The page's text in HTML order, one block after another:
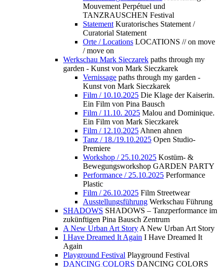
Mouvement Perpétuel und
TANZRAUSCHEN Festival
Statement Kuratorisches Statement /
Curatorial Statement
Orte / Locations LOCATIONS // on move
/ move on
Werkschau Mark Sieczarek paths through my
garden - Kunst von Mark Sieczkarek
Vernissage paths through my garden -
Kunst von Mark Sieczkarek
Film / 10.10.2025 Die Klage der Kaiserin.
Ein Film von Pina Bausch
Film / 11.10. 2025 Malou and Dominique.
Ein Film von Mark Sieczkarek
Film / 12.10.2025 Ahnen ahnen
Tanz / 18./19.10.2025 Open Studio-
Premiere
Workshop / 25.10.2025 Kostüm- &
Bewegungsworkshop GARDEN PARTY
Performance / 25.10.2025 Performance
Plastic
Film / 26.10.2025 Film Streetwear
Ausstellungsführung Werkschau Führung
SHADOWS SHADOWS – Tanzperformance im
zukünftigen Pina Bausch Zentrum
A New Urban Art Story A New Urban Art Story
I Have Dreamed It Again I Have Dreamed It
Again
Playground Festival Playground Festival
DANCING COLORS DANCING COLORS